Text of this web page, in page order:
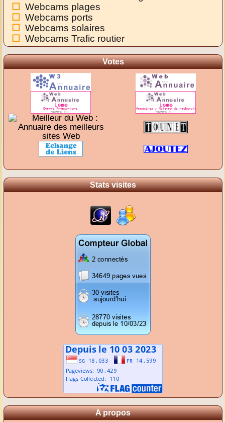
Webcams plages
Webcams ports
Webcams solaires
Webcams Trafic routier
Votes
Stats visites
A propos